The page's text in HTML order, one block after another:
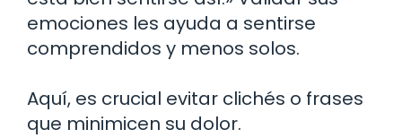
emociones les ayuda a sentirse
comprendidos y menos solos.
Aquí, es crucial evitar clichés o frases
que minimicen su dolor.